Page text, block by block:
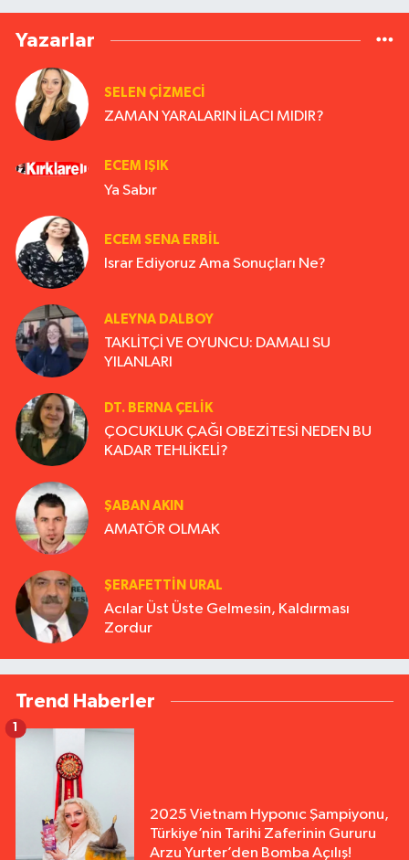
Yazarlar
SELEN ÇİZMECİ
ZAMAN YARALARIN İLACI MIDIR?
ECEM IŞIK
Ya Sabır
ECEM SENA ERBIL
Israr Ediyoruz Ama Sonuçları Ne?
ALEYNA DALBOY
TAKLİTÇİ VE OYUNCU: DAMALI SU
YILANLARI
DT. BERNA ÇELIK
ÇOCUKLUK ÇAĞI OBEZİTESİ NEDEN BU
KADAR TEHLİKELİ?
ŞABAN AKIN
AMATÖR OLMAK
ŞERAFETTIN URAL
Acılar Üst Üste Gelmesin, Kaldırması
Zordur
Trend Haberler
2025 Vietnam Hyponıc Şampiyonu,
Türkiye’nin Tarihi Zaferinin Gururu
Arzu Yurter’den Bomba Açılış!
1